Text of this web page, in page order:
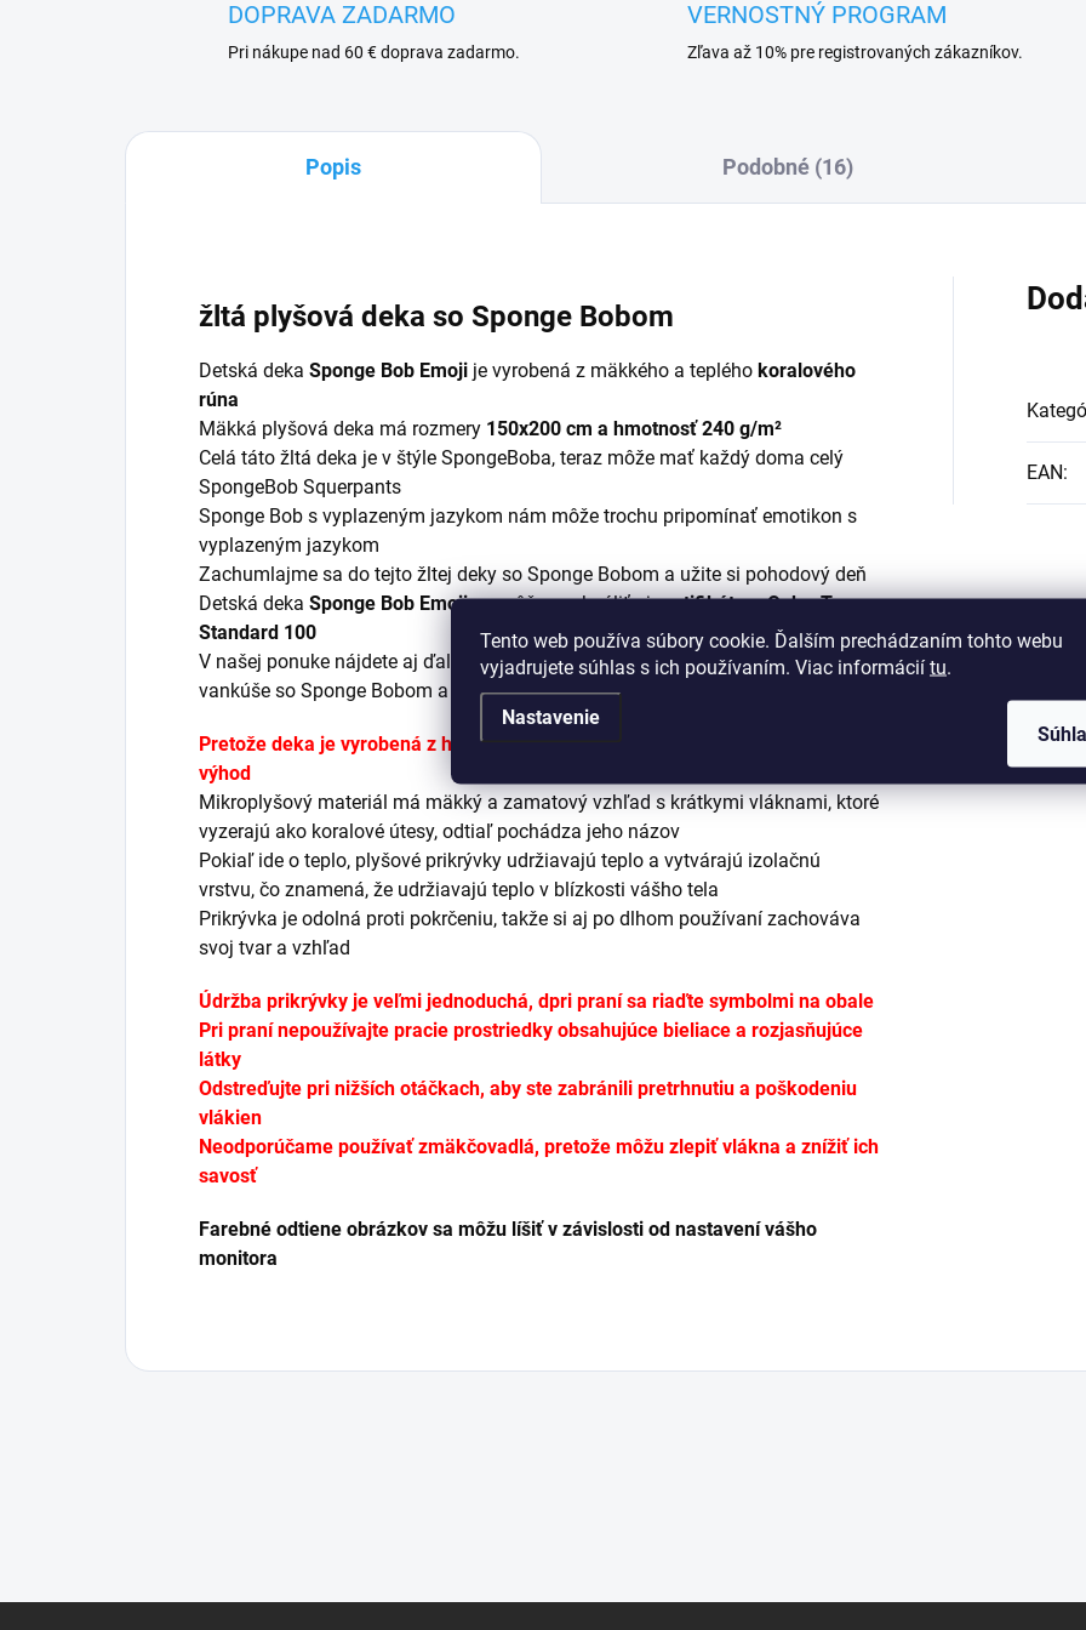
Tento web používa súbory cookie. Ďalším prechádzaním tohto webu
vyjadrujete súhlas s ich používaním. Viac informácií tu.
Nastavenie
DOPRAVA ZADARMO
Pri nákupe nad 60 € doprava zadarmo.
VERNOSTNÝ PROGRAM
Zľava až 10% pre registrovaných zákazníkov.
Popis Podobné (16)
žltá plyšová deka so Sponge Bobom
Detská deka Sponge Bob Emoji je vyrobená z mäkkého a teplého koralového
rúna
Mäkká plyšová deka má rozmery 150x200 cm a hmotnosť 240 g/m²
Celá táto žltá deka je v štýle SpongeBoba, teraz môže mať každý doma celý
SpongeBob Squerpants
Sponge Bob s vyplazeným jazykom nám môže trochu pripomínať emotikon s
vyplazeným jazykom
Zachumlajme sa do tejto žltej deky so Sponge Bobom a užite si pohodový deň
Detská deka Sponge Bob Emojisa môže pochváliť ajcertifikátom Oeko-Tex
Standard 100
V našej ponuke nájdete aj ďalšie deky, prestieradlá, osušky, pončá, uteráky a
vankúše so Sponge Bobom a jeho priateľmi
Pretože deka je vyrobená z hrejivého koralového rúna,
výhod
Mikroplyšový materiál má mäkký a zamatový vzhľad s krátkymi vláknami, ktoré
vyzerajú ako koralové útesy, odtiaľ pochádza jeho názov
Pokiaľ ide o teplo, plyšové prikrývky udržiavajú teplo a vytvárajú izolačnú
vrstvu, čo znamená, že udržiavajú teplo v blízkosti vášho tela
Prikrývka je odolná proti pokrčeniu, takže si aj po dlhom používaní zachováva
svoj tvar a vzhľad
Údržba prikrývky je veľmi jednoduchá, dpri praní sa riaďte symbolmi na obale
Pri praní nepoužívajte pracie prostriedky obsahujúce bieliace a rozjasňujúce
látky
Odstreďujte pri nižších otáčkach, aby ste zabránili pretrhnutiu a poškodeniu
vlákien
Neodporúčame používať zmäkčovadlá, pretože môžu zlepiť vlákna a znížiť ich
savosť
Farebné odtiene obrázkov sa môžu líšiť v závislosti od nastavení vášho
monitora
EAN: